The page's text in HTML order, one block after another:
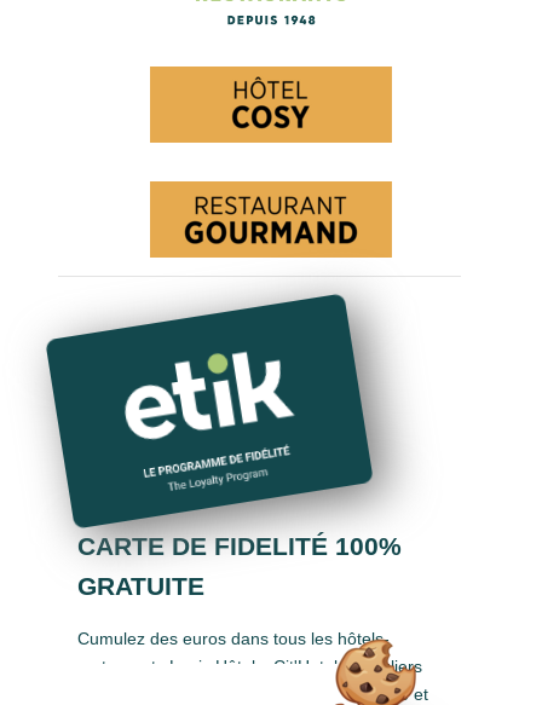
CARTE DE FIDELITÉ 100%
GRATUITE
Cumulez des euros dans tous les hôtels-
restaurants Logis Hôtels, Cit'Hotel, Singuliers
Hôtels, Demeures & Châteaux, Urban Style et